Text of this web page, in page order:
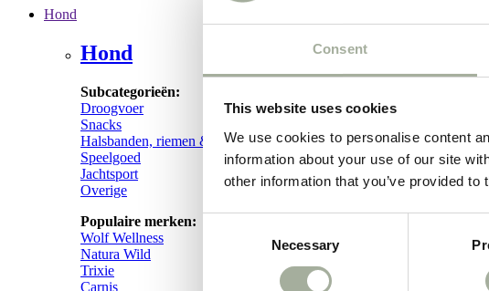
Consent
This website uses cookies
We use cookies to personalise content
information about your use of our site
other information that you’ve provided
Necessary
Hond
Hond
Subcategorieën:
Droogvoer
Snacks
Halsbanden, riemen & tuigen
Speelgoed
Jachtsport
Overige
Populaire merken:
Wolf Wellness
Natura Wild
Trixie
Carnis